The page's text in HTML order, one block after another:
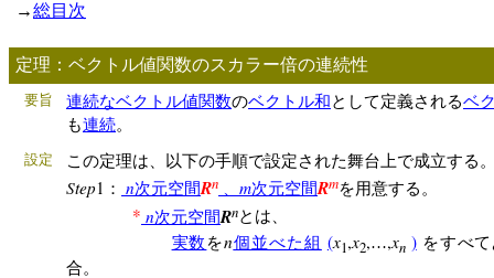
→総目次
定理：ベクトル値関数のスカラー倍の連続性
要旨 連続なベクトル値関数のベクトル和として定義されるベ
も連続。
設定 この定理は、以下の手順で設定された舞台上で成立す
Step1 ： n次元空間Rn m次元空間Rmを用意する。
* n次元空間Rnとは、
実数 をn個並べた組 (x1,x2,…,xn ) をすべ
合。